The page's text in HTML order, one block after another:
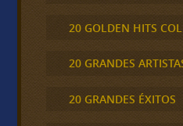
20 GOLDEN HITS
20 GRANDES
20 GRANDES ÉXITOS